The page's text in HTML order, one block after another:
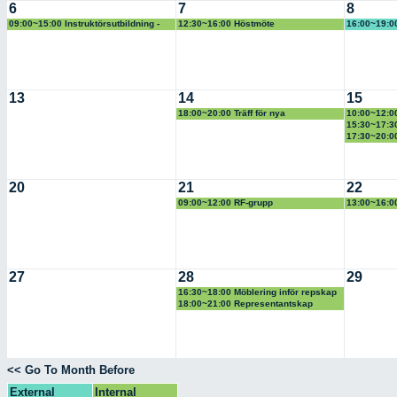
6
09:00~15:00 Instruktörsutbildning -
Näs Hundcenter
7
12:30~16:00 Höstmöte
8
13 14
18:00~20:00 Träff för nya
fullmäktigepolitiker
15
20 21
09:00~12:00 RF-grupp
22
27 28
16:30~18:00 Möblering inför repskap
18:00~21:00 Representantskap
29
<< Go To Month Before
External
Internal